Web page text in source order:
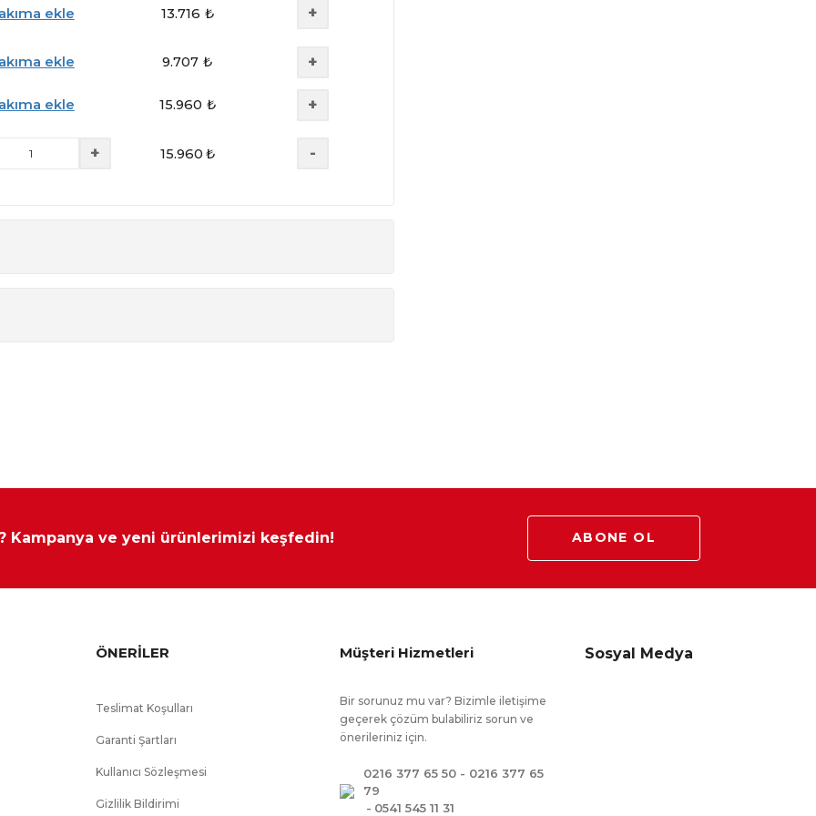
ekle 13.716 ₺ +
ekle 9.707 ₺ +
ekle 15.960 ₺ +
+ 15.960 ₺ -
Girmez.
Kampanya ve yeni ürünlerimizi keşfedin! ABONE OL
ÖNERİLER
Teslimat Koşulları
Garanti Şartları
Kullanıcı Sözleşmesi
Gizlilik Bildirimi
Müşteri Hizmetleri
Bir sorunuz mu var? Bizimle iletişime
geçerek çözüm bulabiliriz sorun ve
önerileriniz için.
0216 377 65 50 - 0216 377 65
79
- 0541 545 11 31
Sosyal Medya